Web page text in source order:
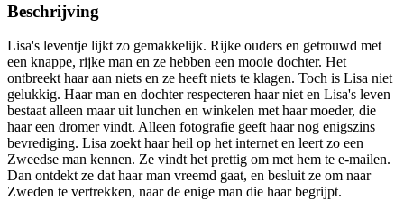
Beschrijving
Lisa's leventje lijkt zo gemakkelijk. Rijke ouders en getrouwd met
een knappe, rijke man en ze hebben een mooie dochter. Het
ontbreekt haar aan niets en ze heeft niets te klagen. Toch is Lisa niet
gelukkig. Haar man en dochter respecteren haar niet en Lisa's leven
bestaat alleen maar uit lunchen en winkelen met haar moeder, die
haar een dromer vindt. Alleen fotografie geeft haar nog enigszins
bevrediging. Lisa zoekt haar heil op het internet en leert zo een
Zweedse man kennen. Ze vindt het prettig om met hem te e-mailen.
Dan ontdekt ze dat haar man vreemd gaat, en besluit ze om naar
Zweden te vertrekken, naar de enige man die haar begrijpt.